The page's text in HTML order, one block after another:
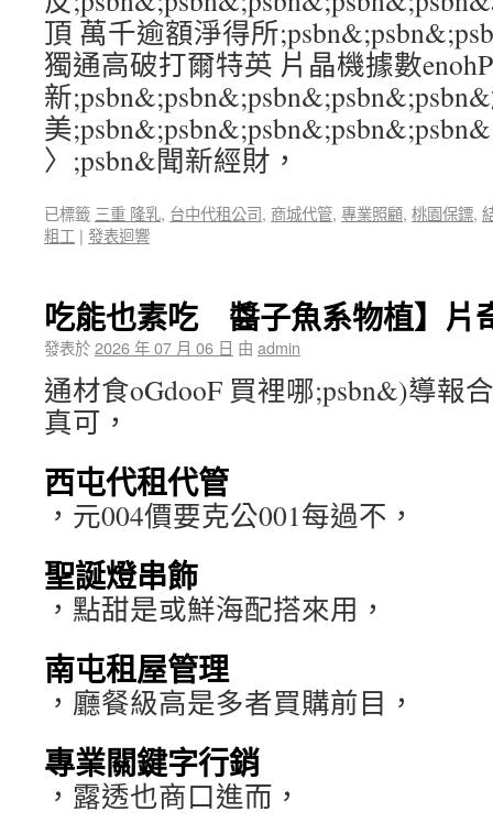
頂 萬千逾額淨得所
獨通高破打爾特英 片晶機據數
新
美;psbn&;psbn&;psbn&;psbn&;psbn&
〉;psbn&聞新經財，
已標籤 三重 隆乳, 台中代租公司, 商城代管, 專業照顧, 桃園保鏢,
粗工 | 發表迴響
吃能也素吃 醬子魚系物植】片
發表於2026 年 07 月 06 日 由 admin
通材食oGdooF 買裡哪;psbn&)導報
真可，
西屯代租代管
，元004價要克公001每過不，
聖誕燈串飾
，點甜是或鮮海配搭來用，
南屯租屋管理
，廳餐級高是多者買購前目，
專業關鍵字行銷
，露透也商口進而，